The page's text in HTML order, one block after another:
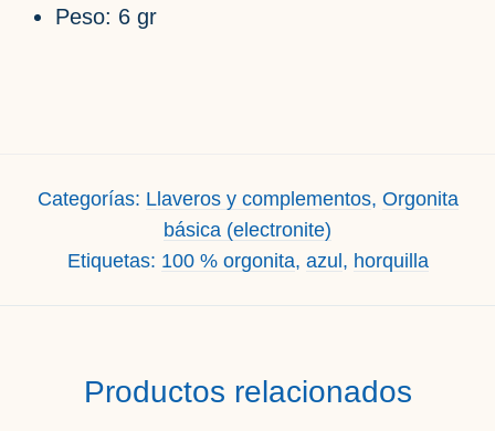
Peso: 6 gr
Categorías: Llaveros y complementos, Orgonita
básica (electronite)
Etiquetas: 100 % orgonita, azul , horquilla
Productos relacionados